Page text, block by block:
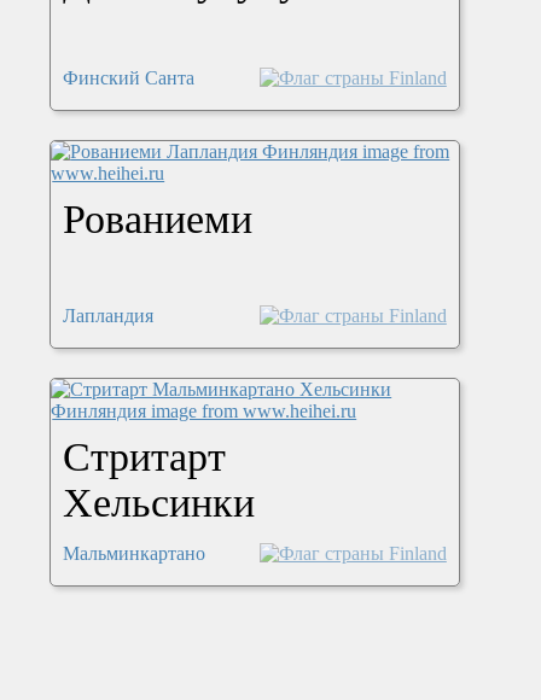
Финский Санта
Рованиеми
Лапландия
Стритарт
Хельсинки
Мальминкартано